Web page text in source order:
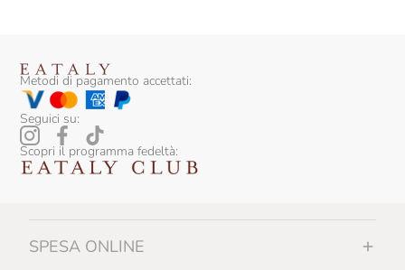
Metodi di pagamento accettati:
Seguici su:
Scopri il programma fedeltà:
SPESA ONLINE